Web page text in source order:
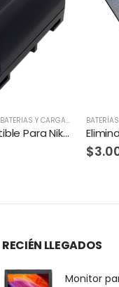
,BATERIAS Y CARGADORES ,PARA
Eliminador De Bateria Canon LPE17
$
RECIÉN LLEGADOS